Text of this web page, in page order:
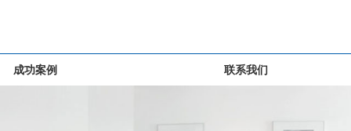
成功案例 联系我们